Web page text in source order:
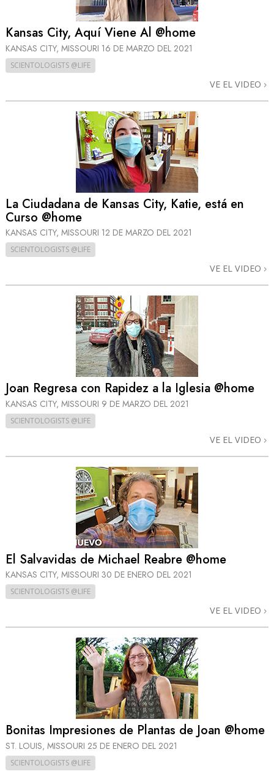
Kansas City, Aquí Viene Al @home
KANSAS CITY, MISSOURI 16 DE MARZO DEL 2021
SCIENTOLOGISTS @LIFE
VE EL VIDEO
La Ciudadana de Kansas City, Katie, está en
Curso @home
KANSAS CITY, MISSOURI 12 DE MARZO DEL 2021
SCIENTOLOGISTS @LIFE
VE EL VIDEO
Joan Regresa con Rapidez a la Iglesia @home
KANSAS CITY, MISSOURI 9 DE MARZO DEL 2021
SCIENTOLOGISTS @LIFE
VE EL VIDEO
El Salvavidas de Michael Reabre @home
KANSAS CITY, MISSOURI 30 DE ENERO DEL 2021
SCIENTOLOGISTS @LIFE
VE EL VIDEO
Bonitas Impresiones de Plantas de Joan @home
ST. LOUIS, MISSOURI 25 DE ENERO DEL 2021
SCIENTOLOGISTS @LIFE